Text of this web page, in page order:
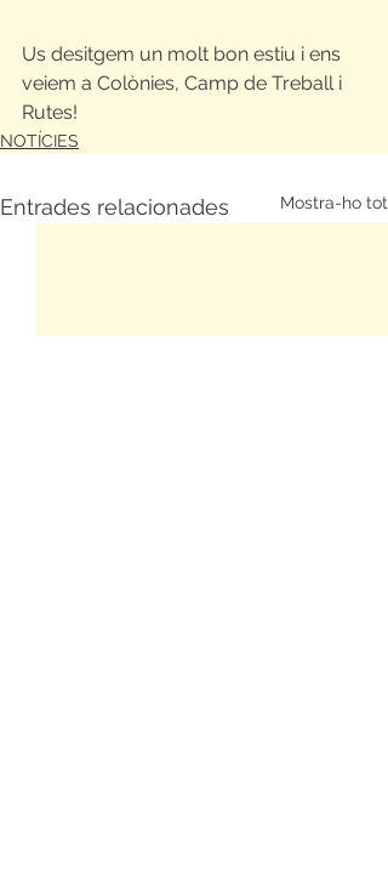
Us desitgem un molt bon estiu i ens
veiem a Colònies, Camp de Treball i
Rutes!
NOTÍCIES
Entrades relacionades Mostra-ho tot